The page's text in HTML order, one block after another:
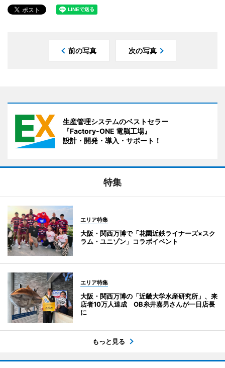
前の写真 次の写真
生産管理システムのベストセラー
『Factory-ONE 電脳工場』
設計・開発・導入・サポート！
特集
エリア特集
大阪・関西万博で「花園近鉄ライナーズ×スク
ラム・ユニゾン」コラボイベント
エリア特集
大阪・関西万博の「近畿大学水産研究所」、来
店者10万人達成 OB糸井嘉男さんが一日店長
に
もっと見る